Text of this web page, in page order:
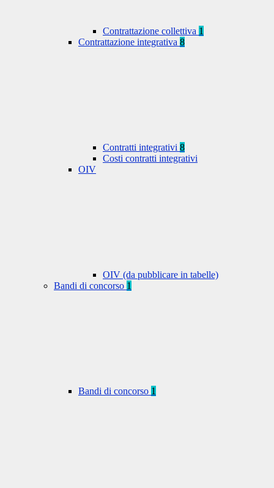
Contrattazione collettiva 1
Contrattazione integrativa 8
Contratti integrativi 8
Costi contratti integrativi
OIV
OIV (da pubblicare in tabelle)
Bandi di concorso 1
Bandi di concorso 1